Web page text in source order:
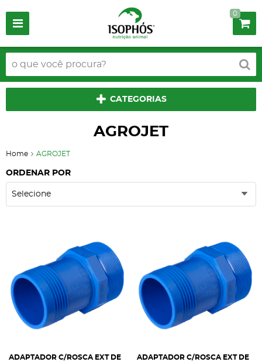
0
CATEGORIAS
AGROJET
Home AGROJET
ORDENAR POR
Selecione
ADAPTADOR C/ROSCA EXT DE
ADAPTADOR C/ROSCA EXT DE